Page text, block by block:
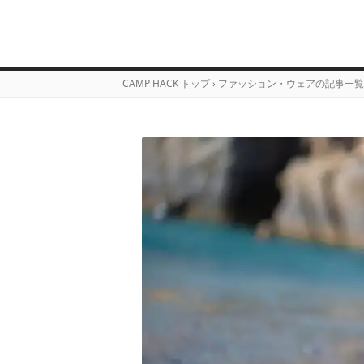
CAMP HACK トップ › ファッション・ウェアの記事一覧